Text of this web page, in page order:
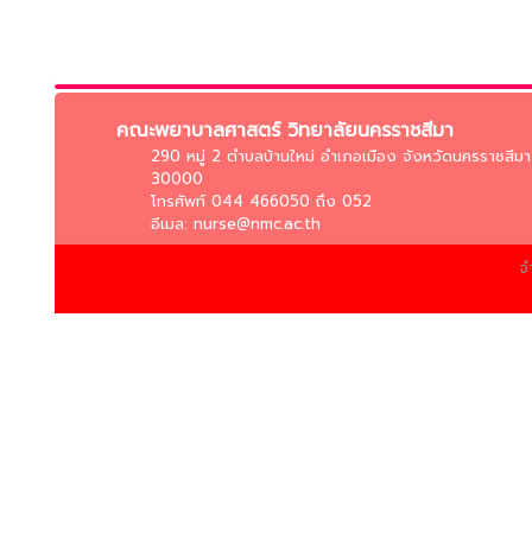
คณะพยาบาลศาสตร์ วิทยาลัยนครราชสีมา
290 หมู่ 2 ตำบลบ้านใหม่ อำเภอเมือง จังหวัดนครราชสีมา
30000
โทรศัพท์ 044 466050 ถึง 052
อีเมล: nurse@nmc.ac.th
จ